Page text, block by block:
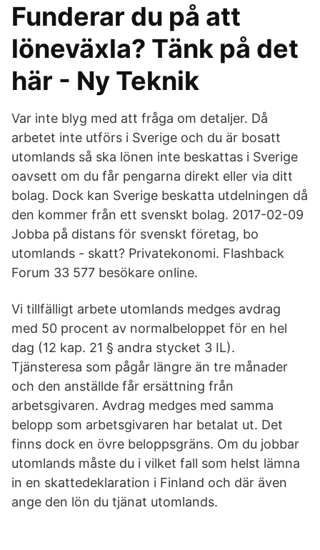
Funderar du på att
löneväxla? Tänk på det
här - Ny Teknik
Var inte blyg med att fråga om detaljer. Då
arbetet inte utförs i Sverige och du är bosatt
utomlands så ska lönen inte beskattas i Sverige
oavsett om du får pengarna direkt eller via ditt
bolag. Dock kan Sverige beskatta utdelningen då
den kommer från ett svenskt bolag. 2017-02-09
Jobba på distans för svenskt företag, bo
utomlands - skatt? Privatekonomi. Flashback
Forum 33 577 besökare online.
Vi tillfälligt arbete utomlands medges avdrag
med 50 procent av normalbeloppet för en hel
dag (12 kap. 21 § andra stycket 3 IL).
Tjänsteresa som pågår längre än tre månader
och den anställde får ersättning från
arbetsgivaren. Avdrag medges med samma
belopp som arbetsgivaren har betalat ut. Det
finns dock en övre beloppsgräns. Om du jobbar
utomlands måste du i vilket fall som helst lämna
in en skattedeklaration i Finland och där även
ange den lön du tjänat utomlands.